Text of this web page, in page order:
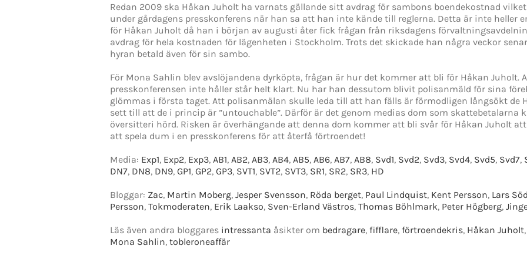
Redan 2009 ska Håkan Juholt ha varnats gällande sitt avdrag för sambons boendekostnad
under gårdagens presskonferens när han sa att han inte kände till reglerna. Detta är inte heller
för Håkan Juholt då han i början av augusti åter fick frågan från riksdagens
avdrag för hela kostnaden för lägenheten i Stockholm. Trots det skickade han några veckor
hyran betald även för sin sambo.
För Mona Sahlin blev avslöjandena dyrköpta, frågan är hur det kommer att bli för Håkan Juholt.
presskonferensen inte håller står helt klart. Nu har han dessutom blivit polisanmäld för sina
glömmas i första taget. Att polisanmälan skulle leda till att han fälls är förmodligen långsökt de
sett till att de i princip är ”untouchable”. Därför är det genom medias dom som skattebetalarna
översitteri hörd. Risken är överhängande att denna dom kommer att bli svår för Håkan Juholt
att spela dum i en presskonferens för att återfå förtroendet!
Media: Exp1, Exp2, Exp3, AB1, AB2, AB3, AB4, AB5, AB6, AB7, AB8, Svd1, Svd2, Svd3, Svd4, Svd5, Svd7,
DN7, DN8, DN9, GP1, GP2, GP3, SVT1, SVT2, SVT3, SR1, SR2, SR3, HD
Bloggar: Zac, Martin Moberg, Jesper Svensson, Röda berget, Paul Lindquist, Kent Persson, Lars
Persson, Tokmoderaten, Erik Laakso, Sven-Erland Västros, Thomas Böhlmark, Peter Högberg,
Läs även andra bloggares intressanta åsikter om bedragare, fifflare, förtroendekris, Håkan Juholt,
Mona Sahlin, tobleroneaffär